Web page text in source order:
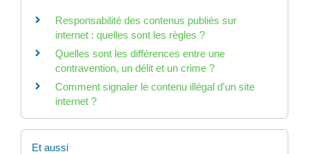
Responsabilité des contenus publiés sur
internet : quelles sont les règles ?
Quelles sont les différences entre une
contravention, un délit et un crime ?
Comment signaler le contenu illégal d'un site
internet ?
Et aussi